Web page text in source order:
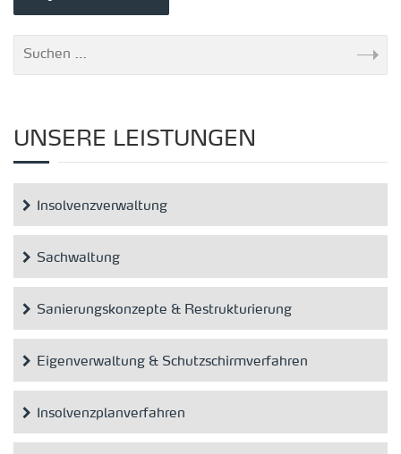
UNSERE LEISTUNGEN
Insolvenzverwaltung
Sachwaltung
Sanierungskonzepte & Restrukturierung
Eigenverwaltung & Schutzschirmverfahren
Insolvenzplanverfahren